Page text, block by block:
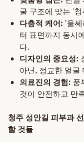
굴 구조에 맞는 '
다층적 케어: '울
터 표면까지 동시
다.
디자인의 중요성:
아닌, 정교한 얼굴
의료진의 경험: 풍
것이 안전하고 만
청주 성안길 피부과
할 것들